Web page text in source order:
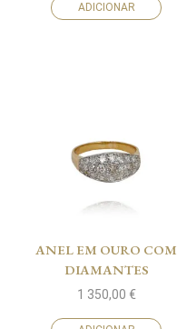
ADICIONAR
ANEL EM OURO COM
DIAMANTES
1 350,00 €